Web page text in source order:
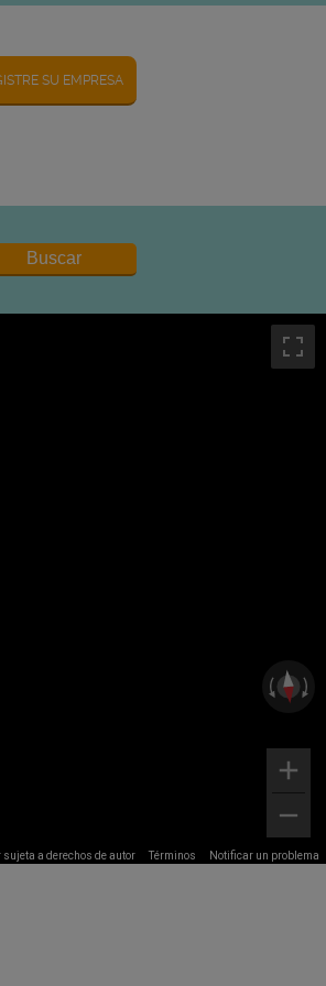
SU EMPRESA
sujeta a derechos de autor Términos Notificar un problema